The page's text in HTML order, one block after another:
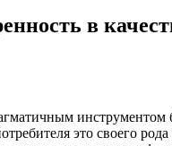
в
это своего